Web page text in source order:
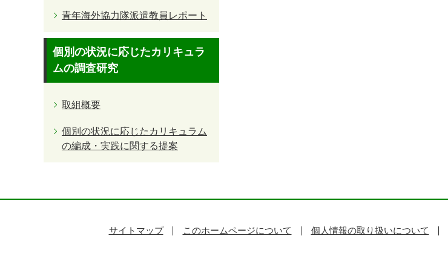
青年海外協力隊派遣教員レポート
個別の状況に応じたカリキュラ
ムの調査研究
取組概要
個別の状況に応じたカリキュラム
の編成・実践に関する提案
サイトマップ このホームページについて 個人情報の取り扱いについて